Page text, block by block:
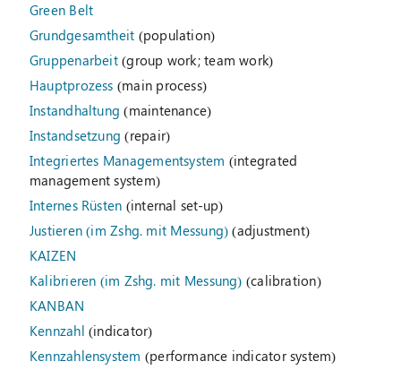
Green Belt
Grundgesamtheit (population)
Gruppenarbeit(group work; team work)
Hauptprozess (main process)
Instandhaltung (maintenance)
Instandsetzung (repair)
Integriertes Managementsystem (integrated
management system)
Internes Rüsten (internal set-up)
Justieren (im Zshg. mit Messung) (adjustment)
KAIZEN
Kalibrieren (im Zshg. mit Messung) (calibration)
KANBAN
Kennzahl (indicator)
Kennzahlensystem (performance indicator system)